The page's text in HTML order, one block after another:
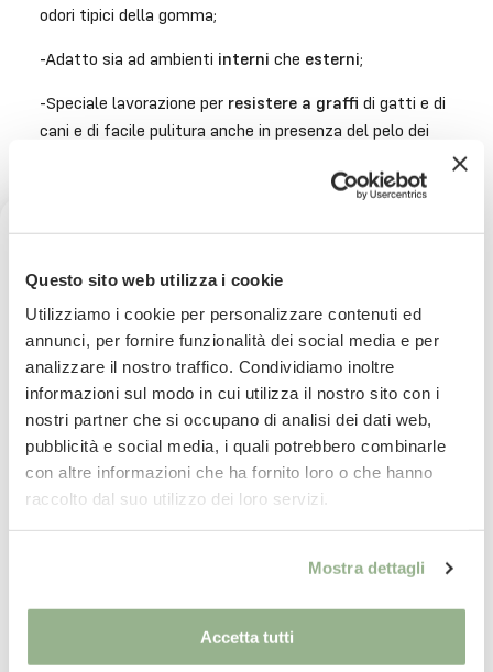
Questo sito web utilizza i cookie
Utilizziamo i cookie per personalizzare contenuti ed
annunci, per fornire funzionalità dei social media e per
analizzare il nostro traffico. Condividiamo inoltre
informazioni sul modo in cui utilizza il nostro sito con i
nostri partner che si occupano di analisi dei dati web,
pubblicità e social media, i quali potrebbero combinarle
con altre informazioni che ha fornito loro o che hanno
raccolto dal suo utilizzo dei loro servizi.
Mostra dettagli
Accetta tutti
odori tipici della gomma;
-Adatto sia ad ambienti interni che esterni;
-Speciale lavorazione per resistere a graffi di gatti e di
cani e di facile pulitura anche in presenza del pelo dei
Porta un tocco di colore e di qualità nella tua casa.
Misure: 50*75 cm
Ricevi uno sconto del 10% sul
tuo prossimo ordine
Iscriviti subito alla nostra newsletter
La tua email
Iscrivimi
vostra Privacy Policy ed acconsento al
comunicazioni tramite newsletter.